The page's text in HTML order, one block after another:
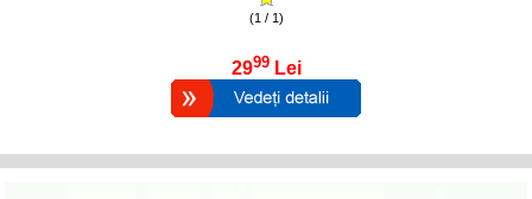
(1 / 1)
2999 Lei